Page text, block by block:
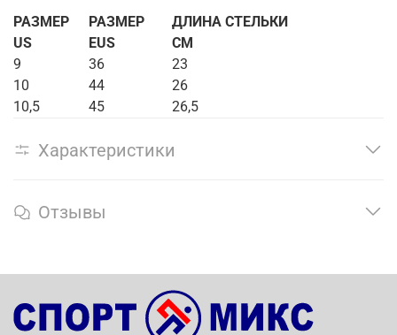
РАЗМЕР
US
РАЗМЕР
EUS
ДЛИНА СТЕЛЬКИ
СМ
9
36
23
10
44
26
10,5
45 26,5
Характеристики
Отзывы